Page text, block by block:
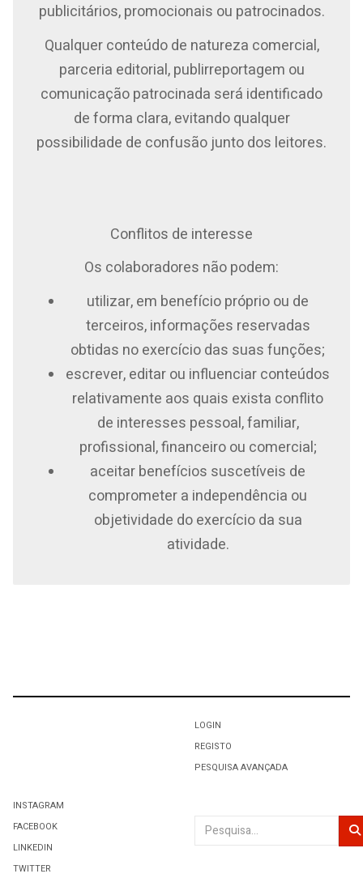
publicitários, promocionais ou patrocinados.
Qualquer conteúdo de natureza comercial,
parceria editorial, publirreportagem ou
comunicação patrocinada será identificado
de forma clara, evitando qualquer
possibilidade de confusão junto dos leitores.
Conflitos de interesse
Os colaboradores não podem:
utilizar, em benefício próprio ou de
terceiros, informações reservadas
obtidas no exercício das suas funções;
escrever, editar ou influenciar conteúdos
relativamente aos quais exista conflito
de interesses pessoal, familiar,
profissional, financeiro ou comercial;
aceitar benefícios suscetíveis de
comprometer a independência ou
objetividade do exercício da sua
atividade.
LOGIN
REGISTO
PESQUISA AVANÇADA
INSTAGRAM
FACEBOOK
LINKEDIN
TWITTER
Pesquisar